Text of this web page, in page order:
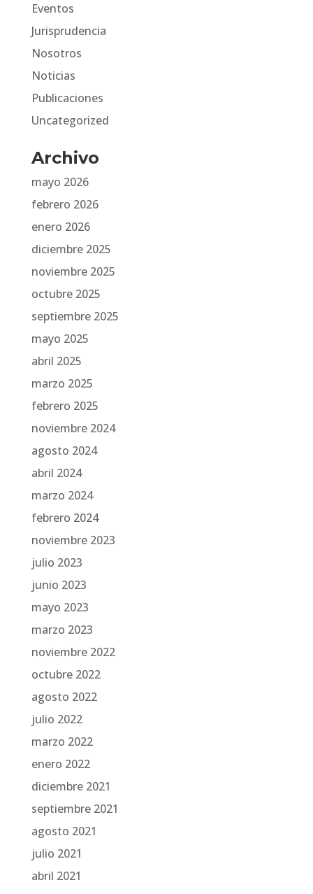
Eventos
Jurisprudencia
Nosotros
Noticias
Publicaciones
Uncategorized
Archivo
mayo 2026
febrero 2026
enero 2026
diciembre 2025
noviembre 2025
octubre 2025
septiembre 2025
mayo 2025
abril 2025
marzo 2025
febrero 2025
noviembre 2024
agosto 2024
abril 2024
marzo 2024
febrero 2024
noviembre 2023
julio 2023
junio 2023
mayo 2023
marzo 2023
noviembre 2022
octubre 2022
agosto 2022
julio 2022
marzo 2022
enero 2022
diciembre 2021
septiembre 2021
agosto 2021
julio 2021
abril 2021